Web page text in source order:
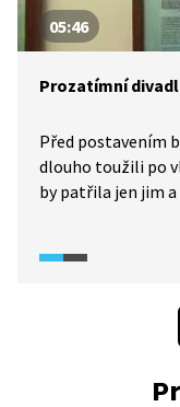
05:46
Prozatímní
Před postavením
dlouho toužili po
by patřila jen jim a
prosazovat svá
s námi zajímavé